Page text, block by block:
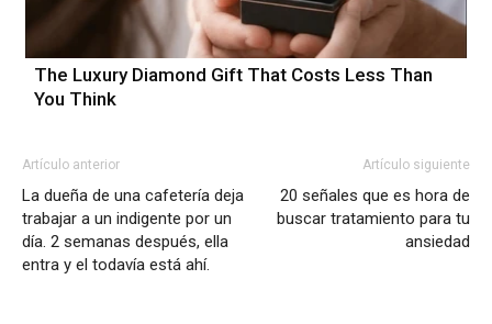
The Luxury Diamond Gift That Costs Less Than
You Think
Artículo anterior
La dueña de una cafetería deja
trabajar a un indigente por un
día. 2 semanas después, ella
entra y el todavía está ahí.
Artículo siguiente
20 señales que es hora de
buscar tratamiento para tu
ansiedad